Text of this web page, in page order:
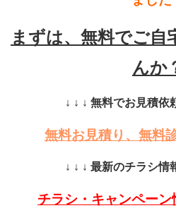
まずは、無料でご自
んか
↓ ↓ ↓ 無料でお見積依
無料お見積り、無料
↓ ↓ ↓ 最新のチラシ情
チラシ・キャンペーン